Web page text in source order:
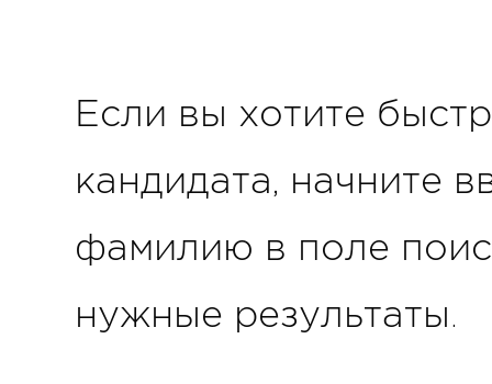
Если вы хотите
кандидата, начните
фамилию в поле
нужные результаты.